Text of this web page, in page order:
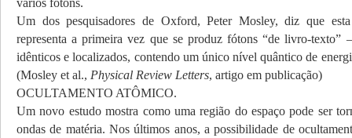
Um dos pesquisadores de Oxford, Peter Mosley, diz que
representa a primeira vez que se produz fótons “de livro-texto”
idênticos e localizados, contendo um único nível quântico de
(Mosley et al., Physical Review Letters, artigo em publicação)
OCULTAMENTO ATÔMICO.
Um novo estudo mostra como uma região do espaço pode ser
ondas de matéria. Nos últimos anos, a possibilidade de